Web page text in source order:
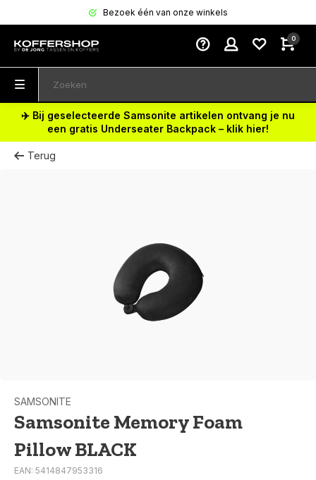
Bezoek één van onze winkels
0
✈️ Bij geselecteerde Samsonite artikelen ontvang je nu
een gratis Underseater Backpack – klik hier!
Terug
SAMSONITE
Samsonite Memory Foam
Pillow BLACK
EAN: 5414847953316